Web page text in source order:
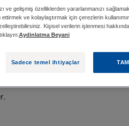
HANGILERIDIR?
Bunlardan
ve gelişmiş özelliklerden yararlanmanızı
ve kolaylaştırmak için çerezlerin
Kişisel verilerin işlenmesi
Aydinlatma Beyani
Sadece temel ihtiyaçlar